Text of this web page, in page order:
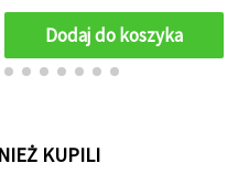
Dodaj do koszyka
KUPILI